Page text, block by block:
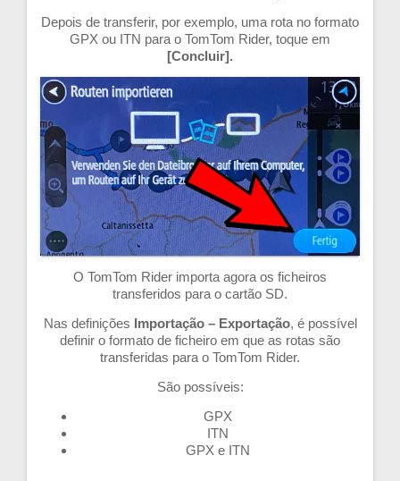
Depois de transferir, por exemplo, uma rota no formato
GPX ou ITN para o TomTom Rider, toque em
[Concluir].
O TomTom Rider importa agora os ficheiros
transferidos para o cartão SD.
Nas definições Importação – Exportação, é possível
definir o formato de ficheiro em que as rotas são
transferidas para o TomTom Rider.
São possíveis:
GPX
ITN
GPX e ITN